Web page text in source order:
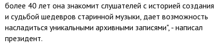
более 40 лет она знакомит слушателей с историей создания
и судьбой шедевров старинной музыки, дает возможность
насладиться уникальными архивными записями", - написал
президент.